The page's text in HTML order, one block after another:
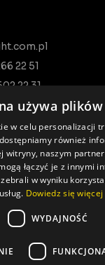
22 51
22 31
vorbehalten ©
von: Pageart
używa
w celu personalizacji
również
witryny, naszym
łączyć je z innymi
w wyniku
usług. Dowiedz się więcej
WYDAJNOŚĆ